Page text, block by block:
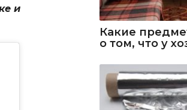
и
Какие
о том, что у